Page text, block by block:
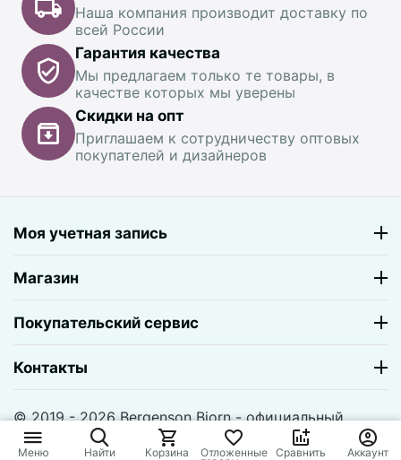
Наша компания производит доставку по
всей России
Гарантия качества
Мы предлагаем только те товары, в
качестве которых мы уверены
Скидки на опт
Приглашаем к сотрудничеству оптовых
покупателей и дизайнеров
Моя учетная запись
Магазин
Покупательский сервис
Контакты
© 2019 - 2026 Bergenson Bjorn - официальный
магазин. На базе
CS-Cart и премиум темы —
© AB:
UniTheme2
Меню Найти Корзина Отложенные Сравнить Аккаунт